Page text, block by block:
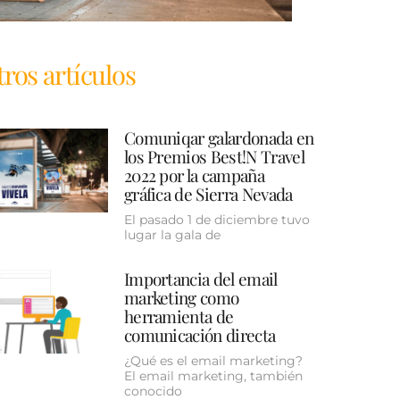
artículos
Comuniqar galardonada en
los Premios Best!N Travel
2022 por la campaña
gráfica de Sierra Nevada
El pasado 1 de diciembre tuvo
lugar la gala de
Importancia del email
marketing como
herramienta de
comunicación directa
¿Qué es el email marketing?
El email marketing, también
conocido